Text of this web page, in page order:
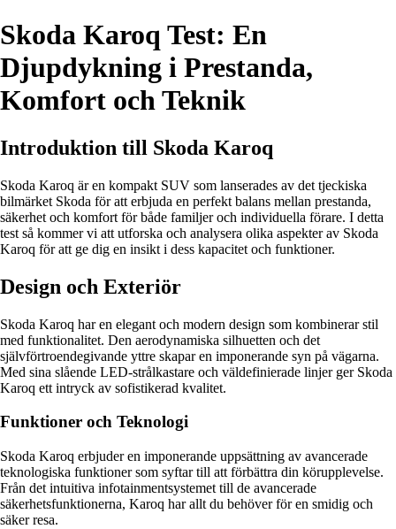
Skoda Karoq Test: En
Djupdykning i Prestanda,
Komfort och Teknik
Introduktion till Skoda Karoq
Skoda Karoq är en kompakt SUV som lanserades av det tjeckiska
bilmärket Skoda för att erbjuda en perfekt balans mellan prestanda,
säkerhet och komfort för både familjer och individuella förare. I detta
test så kommer vi att utforska och analysera olika aspekter av Skoda
Karoq för att ge dig en insikt i dess kapacitet och funktioner.
Design och Exteriör
Skoda Karoq har en elegant och modern design som kombinerar stil
med funktionalitet. Den aerodynamiska silhuetten och det
självförtroendegivande yttre skapar en imponerande syn på vägarna.
Med sina slående LED-strålkastare och väldefinierade linjer ger Skoda
Karoq ett intryck av sofistikerad kvalitet.
Funktioner och Teknologi
Skoda Karoq erbjuder en imponerande uppsättning av avancerade
teknologiska funktioner som syftar till att förbättra din körupplevelse.
Från det intuitiva infotainmentsystemet till de avancerade
säkerhetsfunktionerna, Karoq har allt du behöver för en smidig och
säker resa.